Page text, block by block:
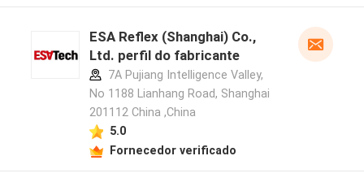
ESA Reflex (Shanghai) Co.,
Ltd. perfil do fabricante
7A Pujiang Intelligence Valley,
No 1188 Lianhang Road, Shanghai
201112 China ,China
5.0
Fornecedor verificado